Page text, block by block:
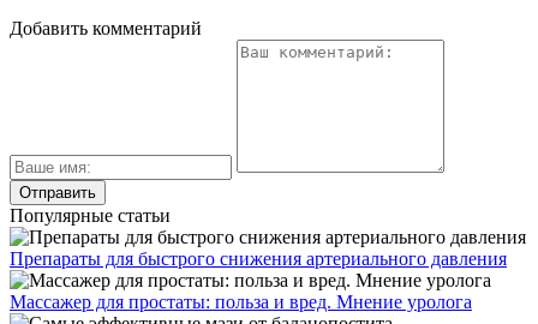
Добавить комментарий
Популярные статьи
Препараты для быстрого снижения артериального давления
Массажер для простаты: польза и вред. Мнение уролога